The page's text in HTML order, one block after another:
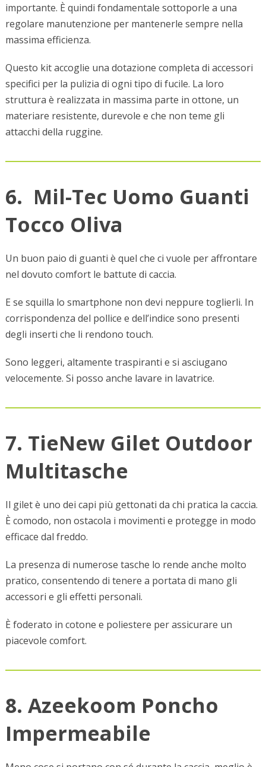
importante. È quindi fondamentale sottoporle a una
regolare manutenzione per mantenerle sempre nella
massima efficienza.
Questo kit accoglie una dotazione completa di accessori
specifici per la pulizia di ogni tipo di fucile. La loro
struttura è realizzata in massima parte in ottone, un
materiare resistente, durevole e che non teme gli
attacchi della ruggine.
6. Mil-Tec Uomo Guanti
Tocco Oliva
Un buon paio di guanti è quel che ci vuole per affrontare
nel dovuto comfort le battute di caccia.
E se squilla lo smartphone non devi neppure toglierli. In
corrispondenza del pollice e dell’indice sono presenti
degli inserti che li rendono touch.
Sono leggeri, altamente traspiranti e si asciugano
velocemente. Si posso anche lavare in lavatrice.
7. TieNew Gilet Outdoor
Multitasche
Il gilet è uno dei capi più gettonati da chi pratica la caccia.
È comodo, non ostacola i movimenti e protegge in modo
efficace dal freddo.
La presenza di numerose tasche lo rende anche molto
pratico, consentendo di tenere a portata di mano gli
accessori e gli effetti personali.
È foderato in cotone e poliestere per assicurare un
piacevole comfort.
8. Azeekoom Poncho
Impermeabile